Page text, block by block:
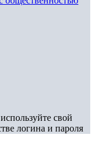
свой
логина и пароля